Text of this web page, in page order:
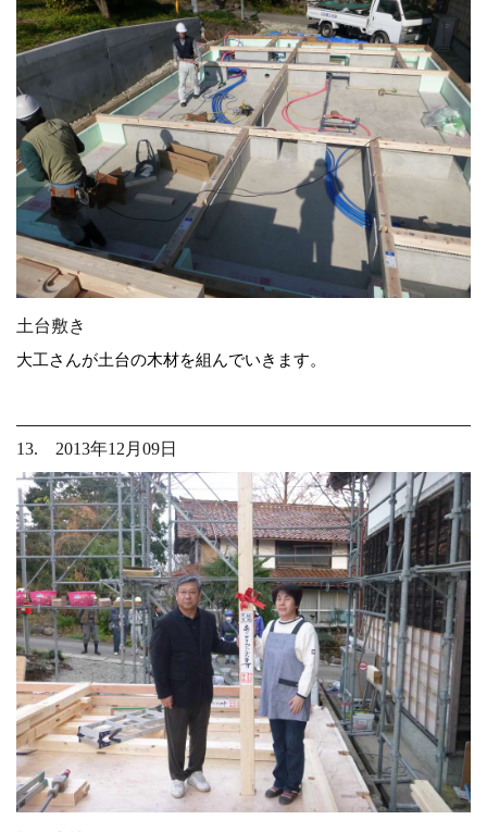
土台敷き
大工さんが土台の木材を組んでいきます。
13. 2013年12月09日